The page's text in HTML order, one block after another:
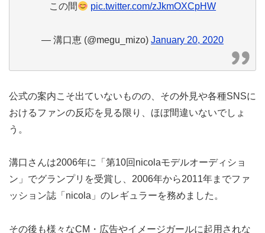
この間 pic.twitter.com/zJkmOXCpHW
— 溝口恵 (@megu_mizo) January 20, 2020
公式の案内こそ出ていないものの、その外見や各種SNSに
おけるファンの反応を見る限り、ほぼ間違いないでしょ
う。
溝口さんは2006年に「第10回nicolaモデルオーディショ
ン」でグランプリを受賞し、2006年から2011年までファ
ッション誌「nicola」のレギュラーを務めました。
その後も様々なCM・広告やイメージガールに起用されな